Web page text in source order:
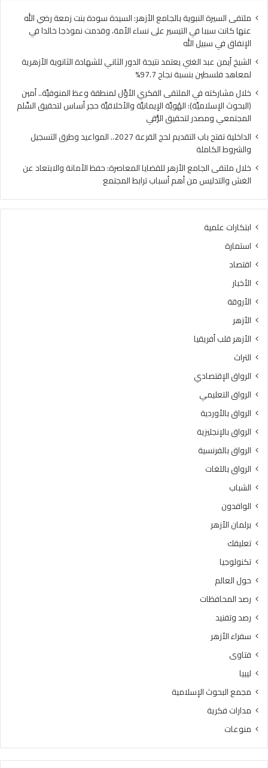
بنسبة
نجاح
97.7%
ملتقى السيرة النبوية بالجامع الأزهر: السيدة سودة بنت زمعة رضي الله
عنها كانت سببا في التيسير على نساء الأمة، وقدمت نموذجا خالدا في
الإنفاق في سبيل الله
الشيخ أيمن عبد الغني يعتمد نتيجة الدور الثاني للشهادة الثانوية الأزهرية
لمعاهد فلسطين بنسبة نجاح 97.7%
خلال مشاركته في الملتقى الفكري الأوَّل لمنطقة وعظ المنوفيَّة.. أمين
(البحوث الإسلاميَّة): الهُويَّة الإيمانيَّة والأخلاقيَّة حجر أساس لتحقيق السِّلم
المجتمعي ومصدر لتحقيق الرُّقي
الداخلية تفتح باب التقديم لحج القرعة 2027.. المواعيد وطرق التسجيل
والشروط الكاملة
خلال ملتقى الجامع الأزهر للقضايا المعاصرة: حفظ الأمانة والابتعاد عن
الغش والتدليس من أهم أسباب ترابط المجتمع
ابتكارات علمية
استمارة
اقتصاد
الأخبار
الأروقة
الأزهر
الأزهر قلب أفريقيا
التراث
الرواق الإقتصادي
الرواق التعليمي
الرواق بالأوردية
الرواق بالإنجليزية
الرواق بالفرنسية
الرواق باللغات
الشباب
الوافدون
برلمان الأزهر
تعليقك
تكنولوجيا
حول العالم
رصد المحافظات
رصد وتفنيد
سفراء الأزهر
فتاوى
ليبيا
مجمع البحوث الإسلامية
مدارات فكرية
منوعات